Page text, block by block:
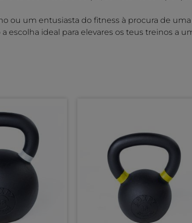
ou um entusiasta do fitness à procura de
escolha ideal para elevares os teus treinos a